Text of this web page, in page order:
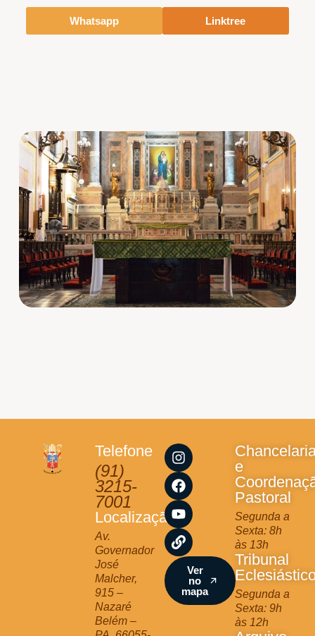
Whatsapp Linktree
Telefone
(91)
3215-
7001
Localização
Av.
Governador
José
Malcher,
915 –
Nazaré
Belém –
I
n
s
t
a
g
r
a
m
F
a
c
e
b
o
o
k
Y
o
u
t
u
b
e
L
i
n
k
Ver
no
mapa
e
Pastoral
Segunda a
Sexta: 8h
às 13h
Tribunal
Segunda a
Sexta: 9h
às 12h